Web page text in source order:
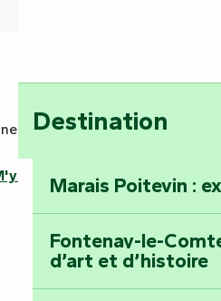
Destination
Marais Poitevin :
Fontenay-le-
d’art et d’histoire
85240 Saint-Hilaire-
rendre